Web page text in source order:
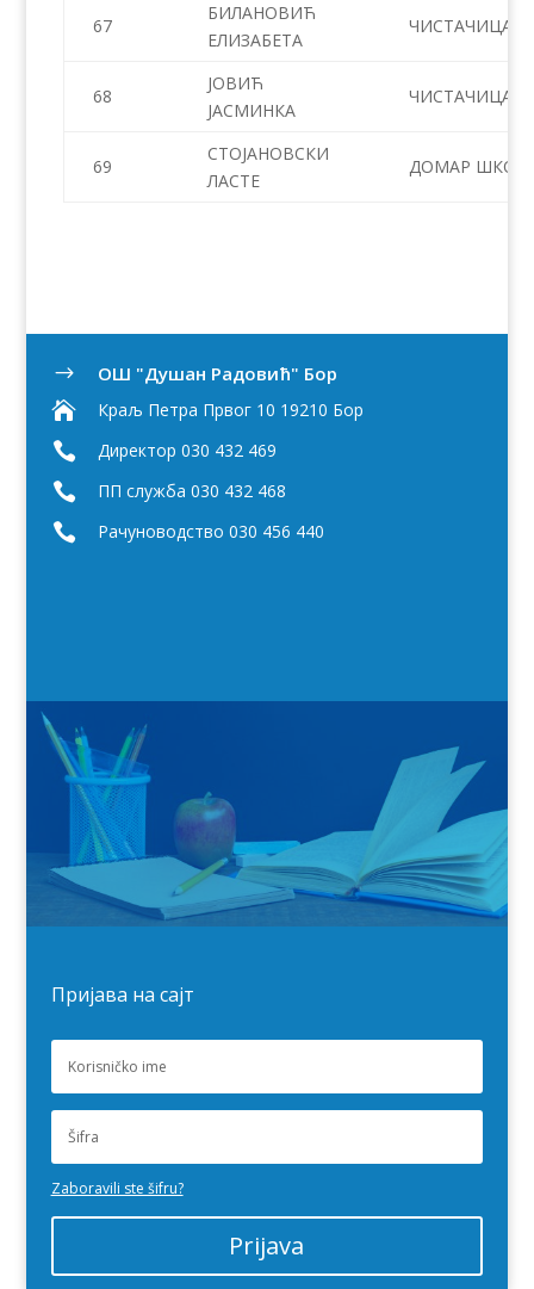
67
БИЛАНОВИЋ
ЕЛИЗАБЕТА
ЧИСТАЧИЦА
68
ЈОВИЋ
ЈАСМИНКА
ЧИСТАЧИЦА –
69
СТОЈАНОВСКИ
ЛАСТЕ
ДОМАР
$
OШ "Душан Радовић" Бор

Краљ Петра Првог 10 19210 Бор
 Директор 030 432 469
 ПП служба 030 432 468
 Рачуноводство 030 456 440
Пријава на сајт
Zaboravili ste šifru?
Prijava